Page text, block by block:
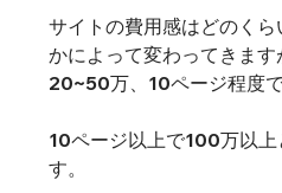
サイトの費用感はどのく
かによって変わってきま
20~50万、10ページ程度
10ページ以上で100万以上
す。